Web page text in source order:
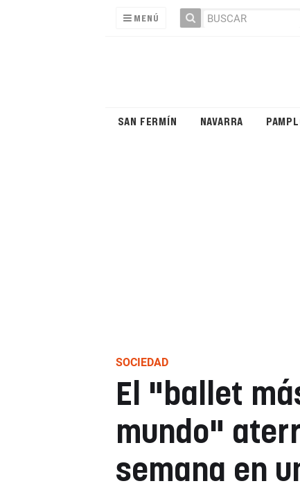
MENÚ
SAN FERMÍN NAVARRA
SOCIEDAD
El "ballet
mundo"
semana en